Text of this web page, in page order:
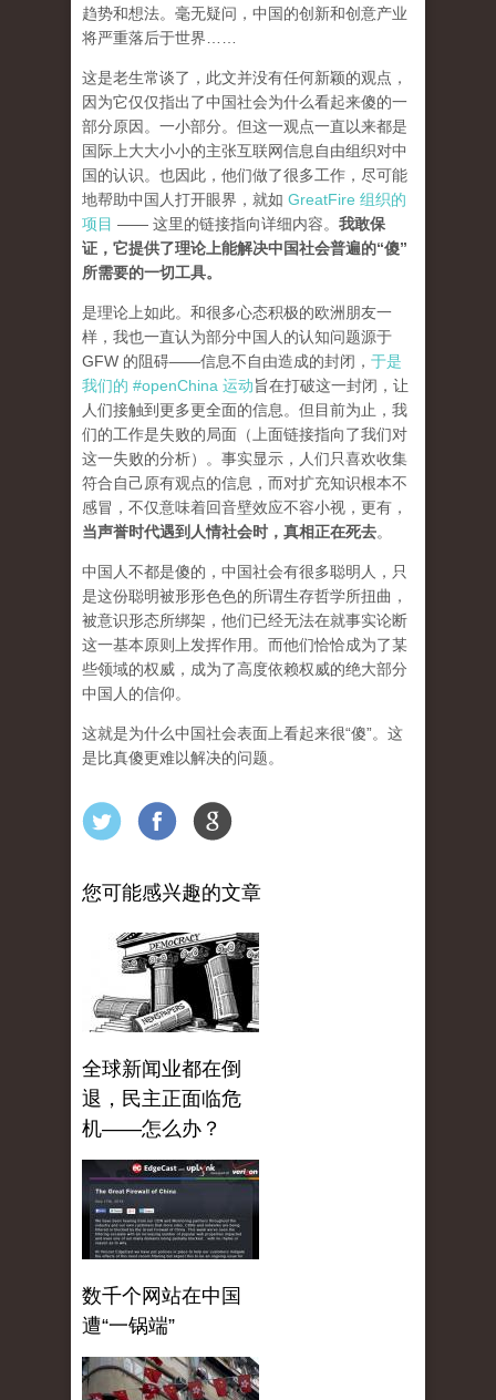
趋势和想法。毫无疑问，中国的创新和创意产业
将严重落后于世界……
这是老生常谈了，此文并没有任何新颖的观点，
因为它仅仅指出了中国社会为什么看起来傻的一
部分原因。一小部分。但这一观点一直以来都是
国际上大大小小的主张互联网信息自由组织对中
国的认识。也因此，他们做了很多工作，尽可能
地帮助中国人打开眼界，就如 GreatFire 组织的
项目 —— 这里的链接指向详细内容。 我敢保
证，它提供了理论上能解决中国社会普遍的“傻”
所需要的一切工具。
是理论上如此。和很多心态积极的欧洲朋友一
样，我也一直认为部分中国人的认知问题源于
GFW 的阻碍——信息不自由造成的封闭， 于是
我们的 #openChina 运动旨在打破这一封闭，让
人们接触到更多更全面的信息。但目前为止，我
们的工作是失败的局面（ 上面链接指向了我们对
这一失败的分析）。事实显示，人们只喜欢收集
符合自己原有观点的信息，而对扩充知识根本不
感冒，不仅意味着回音壁效应不容小视，更有，
当声誉时代遇到人情社会时，真相正在死去。
中国人不都是傻的，中国社会有很多聪明人，只
是这份聪明被形形色色的所谓生存哲学所扭曲，
被意识形态所绑架，他们已经无法在就事实论断
这一基本原则上发挥作用。而他们恰恰成为了某
些领域的权威，成为了高度依赖权威的绝大部分
中国人的信仰。
这就是为什么中国社会表面上看起来很“傻”。这
是比真傻更难以解决的问题。
您可能感兴趣的文章
全球新闻业都在倒
退，民主正面临危
机——怎么办？
数千个网站在中国
遭“一锅端”